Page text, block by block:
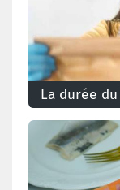
La durée